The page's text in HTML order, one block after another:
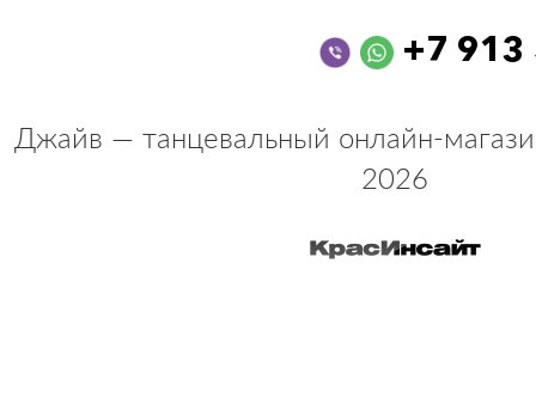
+7
Джайв — танцевальный онлайн-
2026